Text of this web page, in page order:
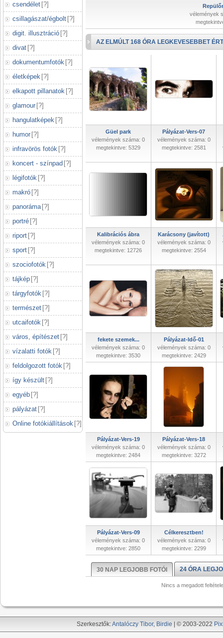
csendélet [?]
csillagászat/égbolt [?]
digit. illusztráció [?]
divat [?]
dokumentumfotók [?]
életképek [?]
elkapott pillanatok [?]
glamour [?]
hangulatképek [?]
humor [?]
infravörös fotók [?]
koncert - színpad [?]
légifotók [?]
makró [?]
panoráma [?]
portré [?]
riport [?]
sport [?]
szociofotók [?]
tájkép [?]
tárgyfotók [?]
természet [?]
utcaifotók [?]
város, építészet [?]
vízalatti fotók [?]
feldolgozott fotók [?]
így készült [?]
egyéb [?]
pályázat [?]
Online fotókiállítások [?]
vélemények
AZ ELMÚLT 168 ÓRA LEGKEVESEBBET
Güel park
vélemények száma: 0
megtekintve: 5329
Pályázat-Vers-07
vélemények száma: 0
megtekintve: 2581
Kalibrációs ábra
vélemények száma: 0
megtekintve: 12726
Karácsony (javított)
vélemények száma: 0
megtekintve: 2554
fekete szemek...
vélemények száma: 0
megtekintve: 3530
Pályázat-Idő-01
vélemények száma: 0
megtekintve: 2429
Pályázat-Vers-19
vélemények száma: 0
megtekintve: 2484
Pályázat-Vers-18
vélemények száma: 0
megtekintve: 3272
Pályázat-Vers-09
vélemények száma: 0
megtekintve: 2850
Célkeresztben!
vélemények száma: 0
megtekintve: 2299
30 NAP LEGJOBB FOTÓI 24 ÓRA
Nincs a megadott
Szerkesztők:Antalóczy Tibor, Birdie | © 2003-2022